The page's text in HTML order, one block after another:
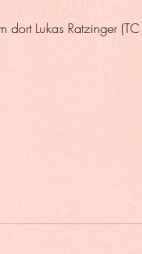
dort Lukas Ratzinger (TC